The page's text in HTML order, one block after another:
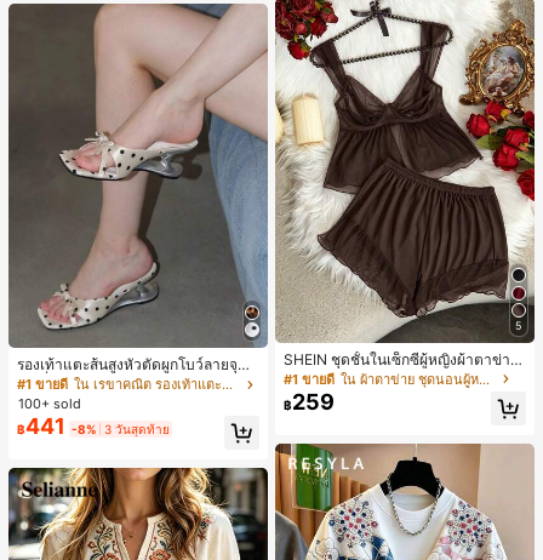
รองเท้าแตะส้นสูงหัวตัดผูกโบว์ลายจุดส
ายเดี่ยวส้นไม่สมมาตรสำหรับผู้หญิง, รอ
งเท้าแตะส้นสูงหนังเทียมสีขาวหรูหรา
สำหรับฤดูร้อน
#1 ขายดี
ใน เรขาคณิต รองเท้าแตะส้นสูงผู้หญิง
100+ sold
฿441 -8% 3 วันสุดท้าย
5
SHEIN ชุดชั้นในเซ็กซี่ผู้หญิงผ้าตาข่าย
มีโครงคัพบาง
#1 ขายดี ใน ผ้าตาข่าย ชุดนอนผู้หญิง
฿259